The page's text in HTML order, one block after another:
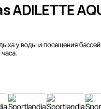
у воды и посещения